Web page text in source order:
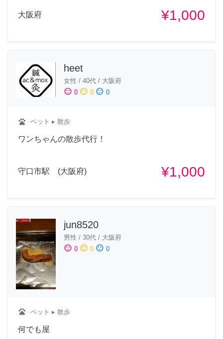
大阪府 ¥1,000
heet
女性 / 40代 / 大阪府
sentiment_satisfied 0 sentiment_neutral 0 sentiment_dissatisfied 0
pets ペット ▸ 散歩
ワンちゃんの散歩代行！
守口市駅 (大阪府) ¥1,000
jun8520
男性 / 30代 / 大阪府
sentiment_satisfied 0 sentiment_neutral 0 sentiment_dissatisfied 0
pets ペット ▸ 散歩
何でも屋